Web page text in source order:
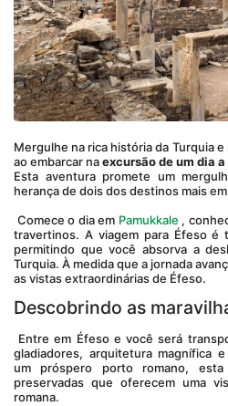
Mergulhe na rica história da Turquia
ao embarcar na excursão de um dia
Esta aventura promete um
herança de dois dos destinos mais
Comece o dia em Pamukkale ,
travertinos. A viagem para Éfeso é
permitindo que você absorva a
Turquia. À medida que a jornada
as vistas extraordinárias de Éfeso.
Descobrindo as
gladiadores, arquitetura magnífica
um próspero porto romano,
preservadas que oferecem uma
romana.